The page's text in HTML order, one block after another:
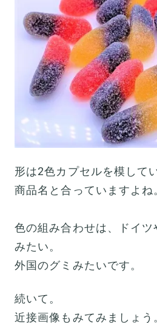
形は2色カプセルを模して
商品名と合っていますよね
色の組み合わせは、ドイ
みたい。
外国のグミみたいです。
続いて。
近接画像もみてみましょう